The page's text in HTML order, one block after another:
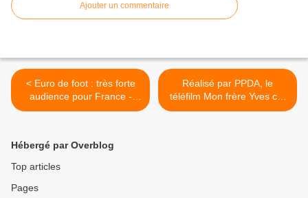
Ajouter un commentaire
< Euro de foot : très forte
audience pour France -
Angleterre.
Réalisé par PPDA, le
téléfilm Mon frère Yves cet
été sur France 3. >
Hébergé par Overblog
Top articles
Pages